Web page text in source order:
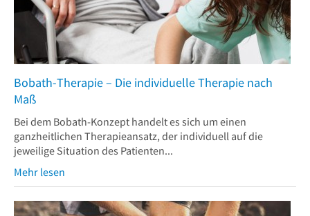
Bobath-Therapie – Die individuelle Therapie nach
Maß
Bei dem Bobath-Konzept handelt es sich um einen
ganzheitlichen Therapieansatz, der individuell auf die
jeweilige Situation des Patienten...
Mehr lesen